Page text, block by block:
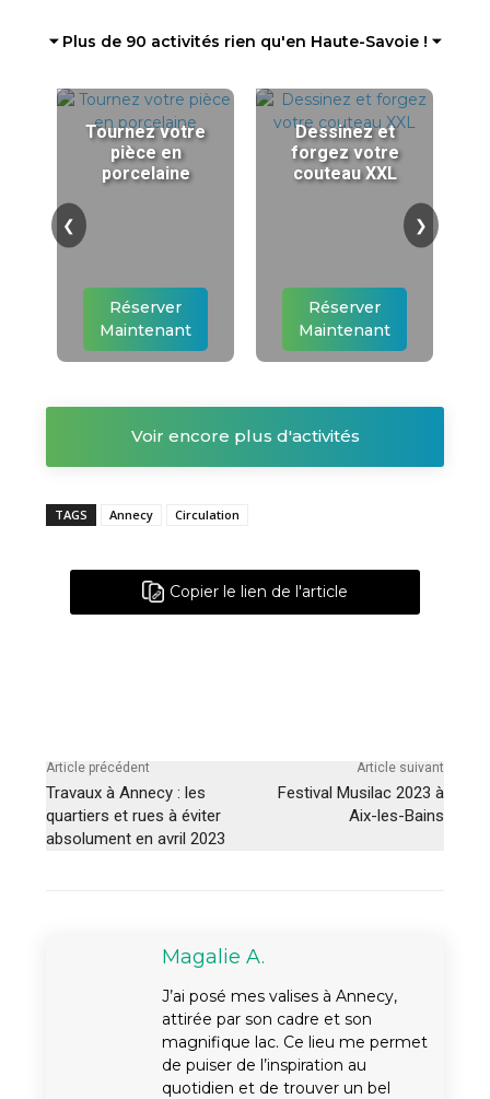
⏷ Plus de 90 activités rien qu'en Haute-Savoie ! ⏷
Tournez votre
pièce en
porcelaine
Réserver
Maintenant
Dessinez et
forgez votre
couteau XXL
Réserver
Maintenant
❮ ❯
Voir encore plus d'activités
TAGS Annecy Circulation
Copier le lien de l'article
Article précédent
Travaux à Annecy : les
quartiers et rues à éviter
absolument en avril 2023
Article suivant
Festival Musilac 2023 à
Aix-les-Bains
Magalie A.
J’ai posé mes valises à Annecy,
attirée par son cadre et son
magnifique lac. Ce lieu me permet
de puiser de l’inspiration au
quotidien et de trouver un bel